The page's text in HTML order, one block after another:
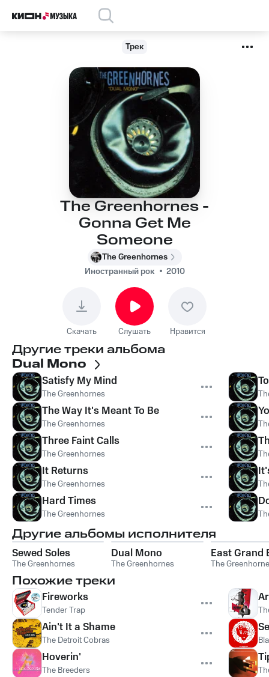
Трек
The Greenhornes -
Gonna Get Me
Someone
The Greenhornes
Иностранный рок
2010
Скачать Слушать Нравится
Другие треки альбома
Dual Mono
Satisfy My Mind
The Greenhornes
The Way It's Meant To Be
The Greenhornes
Three Faint Calls
The Greenhornes
It Returns
The Greenhornes
Hard Times
The Greenhornes
Другие альбомы исполнителя
Sewed Soles
The Greenhornes
Dual Mono
The Greenhornes
East Grand
The
Похожие треки
Fireworks
Tender Trap
Ain't It a Shame
The Detroit Cobras
Hoverin'
The Breeders